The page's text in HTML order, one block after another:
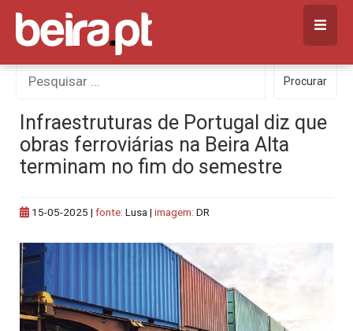
Skip
content
Procurar
por:
Procurar
Infraestruturas de Portugal diz que
obras ferroviárias na Beira Alta
terminam no fim do semestre
15-05-2025 | fonte: Lusa | imagem: DR